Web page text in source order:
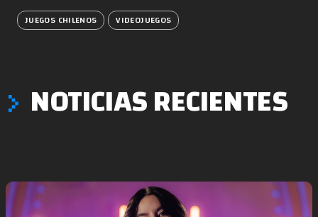
JUEGOS CHILENOS VIDEOJUEGOS
NOTICIAS RECIENTES